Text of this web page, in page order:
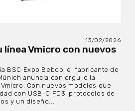
13/02/2026
línea Vmicro con nuevos
BSC Expo Bebob, el fabricante de
anuncia con orgullo la
Con nuevos modelos que
con USB-C PD3, protocolos de
y un diseño...